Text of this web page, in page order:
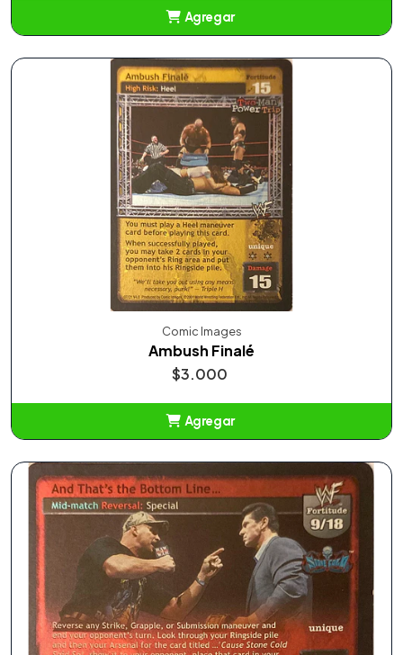
Agregar
Comic Images
Ambush Finalé
$3.000
Agregar